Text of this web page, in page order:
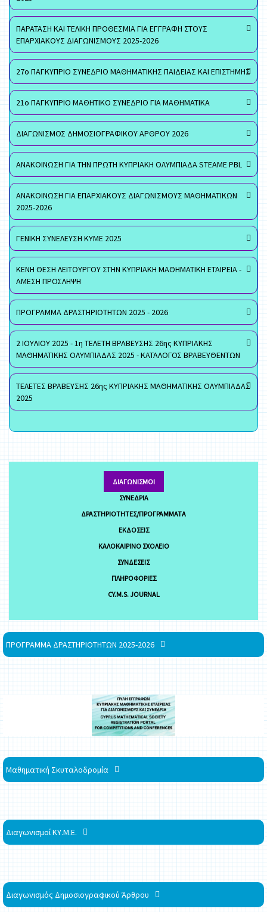
ΠΑΡΑΤΑΣΗ ΚΑΙ ΤΕΛΙΚΗ ΠΡΟΘΕΣΜΙΑ ΓΙΑ ΕΓΓΡΑΦΗ ΣΤΟΥΣ
ΕΠΑΡΧΙΑΚΟΥΣ ΔΙΑΓΩΝΙΣΜΟΥΣ 2025-2026
27ο ΠΑΓΚΥΠΡΙΟ ΣΥΝΕΔΡΙΟ ΜΑΘΗΜΑΤΙΚΗΣ ΠΑΙΔΕΙΑΣ ΚΑΙ ΕΠΙΣΤΗΜΗΣ
21ο ΠΑΓΚΥΠΡΙΟ ΜΑΘΗΤΙΚΟ ΣΥΝΕΔΡΙΟ ΓΙΑ ΜΑΘΗΜΑΤΙΚΑ
ΔΙΑΓΩΝΙΣΜΟΣ ΔΗΜΟΣΙΟΓΡΑΦΙΚΟΥ ΑΡΘΡΟΥ 2026
ΑΝΑΚΟΙΝΩΣΗ ΓΙΑ ΤΗΝ ΠΡΩΤΗ ΚΥΠΡΙΑΚΗ ΟΛΥΜΠΙΑΔΑ STEAME PBL
ΑΝΑΚΟΙΝΩΣΗ ΓΙΑ ΕΠΑΡΧΙΑΚΟΥΣ ΔΙΑΓΩΝΙΣΜΟΥΣ ΜΑΘΗΜΑΤΙΚΩΝ
2025-2026
ΓΕΝΙΚΗ ΣΥΝΕΛΕΥΣΗ ΚΥΜΕ 2025
ΚΕΝΗ ΘΕΣΗ ΛΕΙΤΟΥΡΓΟΥ ΣΤΗΝ ΚΥΠΡΙΑΚΗ ΜΑΘΗΜΑΤΙΚΗ ΕΤΑΙΡΕΙΑ -
ΑΜΕΣΗ ΠΡΟΣΛΗΨΗ
ΠΡΟΓΡΑΜΜΑ ΔΡΑΣΤΗΡΙΟΤΗΤΩΝ 2025 - 2026
2 ΙΟΥΛΙΟΥ 2025 - 1η ΤΕΛΕΤΗ ΒΡΑΒΕΥΣΗΣ 26ης ΚΥΠΡΙΑΚΗΣ
ΜΑΘΗΜΑΤΙΚΗΣ ΟΛΥΜΠΙΑΔΑΣ 2025 - ΚΑΤΑΛΟΓΟΣ ΒΡΑΒΕΥΘΕΝΤΩΝ
ΤΕΛΕΤΕΣ ΒΡΑΒΕΥΣΗΣ 26ης ΚΥΠΡΙΑΚΗΣ ΜΑΘΗΜΑΤΙΚΗΣ ΟΛΥΜΠΙΑΔΑΣ
2025
ΔΙΑΓΩΝΙΣΜΟΊ
ΣΥΝΈΔΡΙΑ
ΔΡΑΣΤΗΡΙΌΤΗΤΕΣ/ΠΡΟΓΡΆΜΜΑΤΑ
ΕΚΔΌΣΕΙΣ
ΚΑΛΟΚΑΙΡΙΝΌ ΣΧΟΛΕΊΟ
ΣΥΝΔΈΣΕΙΣ
ΠΛΗΡΟΦΟΡΊΕΣ
CY.M.S. JOURNAL
ΠΡΟΓΡΑΜΜΑ ΔΡΑΣΤΗΡΙΟΤΗΤΩΝ 2025-2026
Μαθηματική Σκυταλοδρομία
Διαγωνισμοί ΚΥ.Μ.Ε.
Διαγωνισμός Δημοσιογραφικού Άρθρου